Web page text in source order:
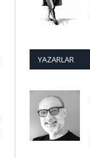
YAZARLAR